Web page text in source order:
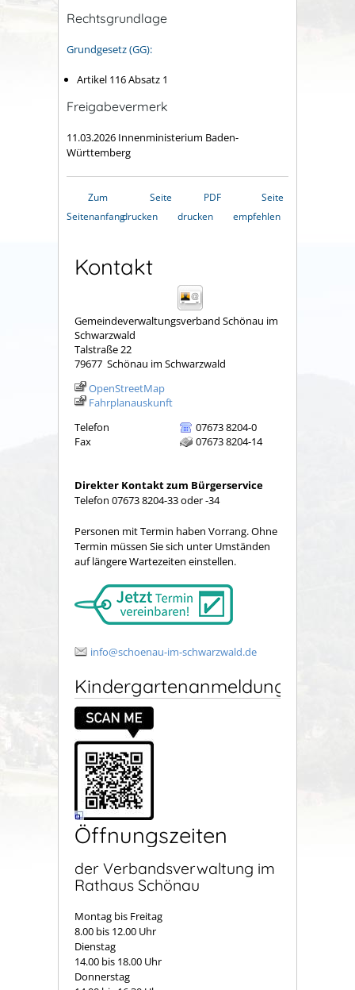
Rechtsgrundlage
Grundgesetz (GG):
Artikel 116 Absatz 1
Freigabevermerk
11.03.2026 Innenministerium Baden-
Württemberg
Zum
Seitenanfang
Seite
drucken
PDF
drucken
Seite
empfehlen
Kontakt
Gemeindeverwaltungsverband Schönau im
Schwarzwald
Talstraße 22
79677 Schönau im Schwarzwald
OpenStreetMap
Fahrplanauskunft
Telefon
07673 8204-0
Fax
07673 8204-14
Direkter Kontakt zum Bürgerservice
Telefon 07673 8204-33 oder -34
Personen mit Termin haben Vorrang. Ohne
Termin müssen Sie sich unter Umständen
auf längere Wartezeiten einstellen.
info@schoenau-im-schwarzwald.de
Kindergartenanmeldung
Öffnungszeiten
der Verbandsverwaltung im
Rathaus Schönau
Montag bis Freitag
8.00 bis 12.00 Uhr
Dienstag
14.00 bis 18.00 Uhr
Donnerstag